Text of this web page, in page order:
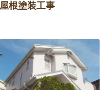
屋根塗装工事